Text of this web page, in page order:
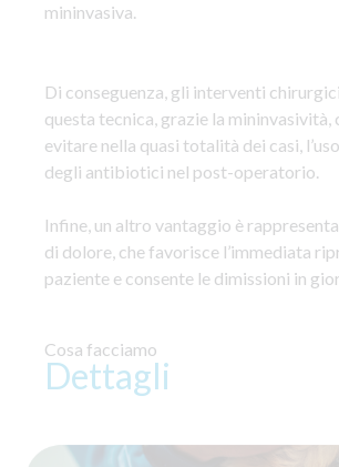
mininvasiva.
Di conseguenza, gli interventi
questa tecnica, grazie la mininvasività,
evitare nella quasi totalità dei casi,
degli antibiotici nel post-operatorio.
Infine, un altro vantaggio è
di dolore, che favorisce l’immediata
paziente e consente le dimissioni in
Cosa facciamo
Dettagli